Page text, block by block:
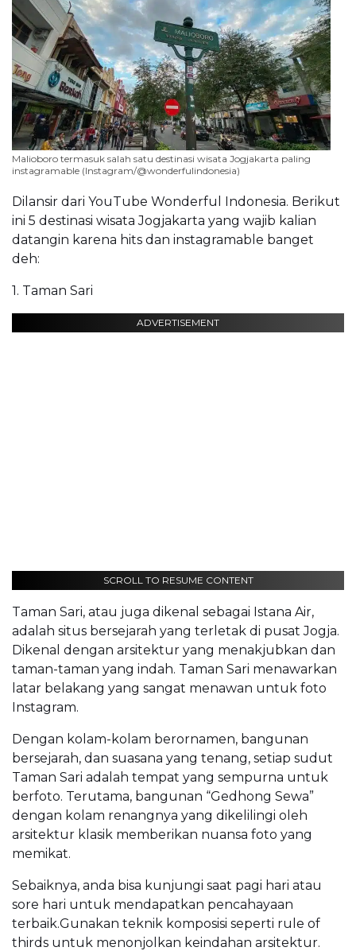
Malioboro termasuk salah satu destinasi wisata Jogjakarta paling
instagramable (Instagram/@wonderfulindonesia)
Dilansir dari YouTube Wonderful Indonesia. Berikut
ini 5 destinasi wisata Jogjakarta yang wajib kalian
datangin karena hits dan instagramable banget
deh:
1. Taman Sari
ADVERTISEMENT
SCROLL TO RESUME CONTENT
Taman Sari, atau juga dikenal sebagai Istana Air,
adalah situs bersejarah yang terletak di pusat Jogja.
Dikenal dengan arsitektur yang menakjubkan dan
taman-taman yang indah. Taman Sari menawarkan
latar belakang yang sangat menawan untuk foto
Instagram.
Dengan kolam-kolam berornamen, bangunan
bersejarah, dan suasana yang tenang, setiap sudut
Taman Sari adalah tempat yang sempurna untuk
berfoto. Terutama, bangunan “Gedhong Sewa”
dengan kolam renangnya yang dikelilingi oleh
arsitektur klasik memberikan nuansa foto yang
memikat.
Sebaiknya, anda bisa kunjungi saat pagi hari atau
sore hari untuk mendapatkan pencahayaan
terbaik.Gunakan teknik komposisi seperti rule of
thirds untuk menonjolkan keindahan arsitektur.